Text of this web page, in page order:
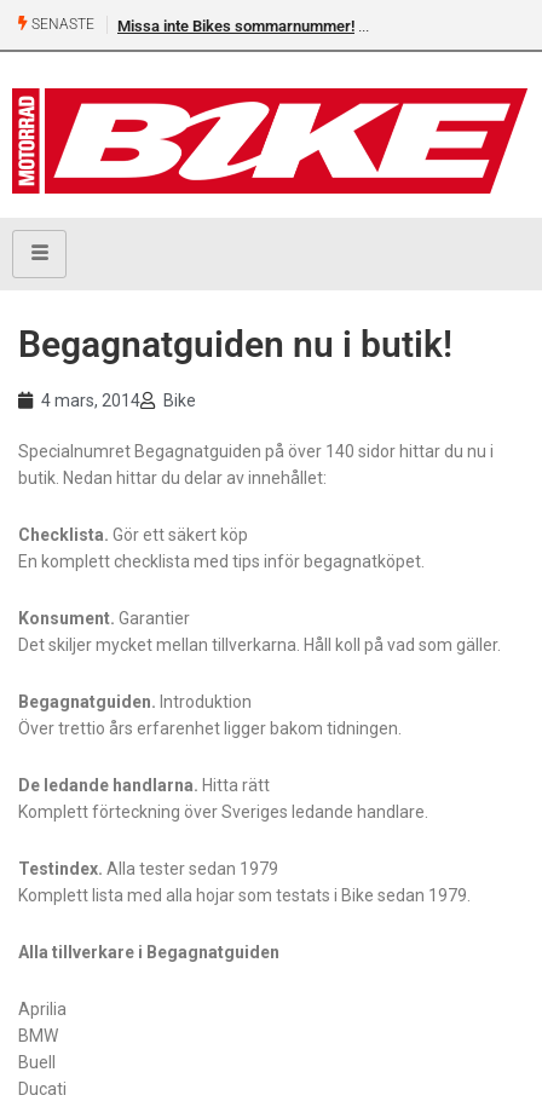
SENASTE Missa inte Bikes sommarnummer!
Begagnatguiden nu i butik!
4 mars, 2014 Bike
Specialnumret Begagnatguiden på över 140 sidor hittar du nu i
butik. Nedan hittar du delar av innehållet:
Checklista. Gör ett säkert köp
En komplett checklista med tips inför begagnatköpet.
Konsument. Garantier
Det skiljer mycket mellan tillverkarna. Håll koll på vad som gäller.
Begagnatguiden. Introduktion
Över trettio års erfarenhet ligger bakom tidningen.
De ledande handlarna. Hitta rätt
Komplett förteckning över Sveriges ledande handlare.
Testindex. Alla tester sedan 1979
Komplett lista med alla hojar som testats i Bike sedan 1979.
Alla tillverkare i Begagnatguiden
Aprilia
BMW
Buell
Ducati